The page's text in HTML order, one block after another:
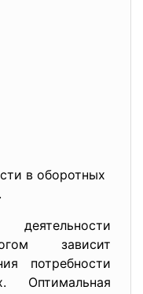
в оборотных
зависит
потребности
Оптимальная